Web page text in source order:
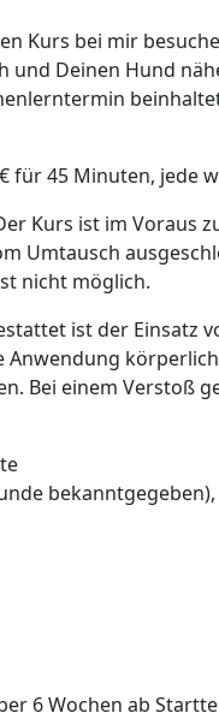
Kurs bei mir
und Deinen Hund
für 45 Minuten, jede
Kurs ist im Voraus
Umtausch
nicht möglich.
ist der Einsatz
Bei einem Verstoß
bekanntgegeben),
6 Wochen ab